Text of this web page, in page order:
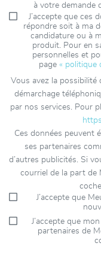
à votre demande
J’accepte que ces
répondre soit à ma
candidature ou à
produit. Pour en
personnelles et
page « politique
Vous avez la possibilité
démarchage
par nos services. Pour
Ces données peuvent
ses partenaires
d’autres publicités. Si
courriel de la part de
J’accepte que
J’accepte que
partenaires de